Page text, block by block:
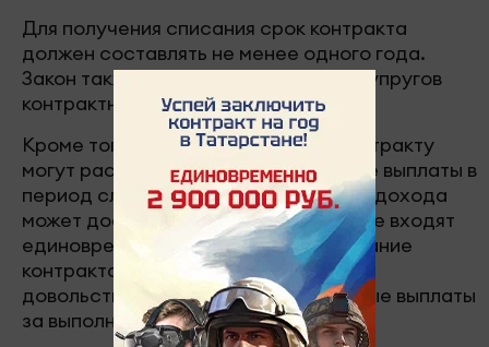
Для получения списания срок контракта
должен составлять не менее одного года.
Закон также распространяется на супругов
контрактников.
Кроме того, военнослужащие по контракту
могут рассчитывать на значительные выплаты в
период службы. В первый год сумма дохода
может достигать 20 млн рублей. В нее входят
единовременная выплата за подписание
контракта, ежемесячное денежное
довольствие, а также дополнительные выплаты
за выполнение боевых задач.